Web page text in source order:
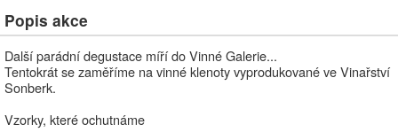
Popis akce
Další parádní degustace míří do Vinné Galerie...
Tentokrát se zaměříme na vinné klenoty vyprodukované ve Vinařství
Sonberk.
Vzorky, které ochutnáme